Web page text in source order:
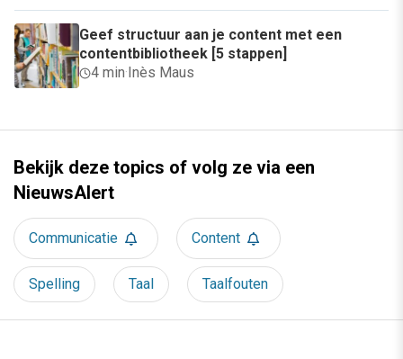
Geef structuur aan je content met een
contentbibliotheek [5 stappen]
4 min· Inès Maus
Bekijk deze topics of volg ze via een
NieuwsAlert
Communicatie Content
Spelling Taal Taalfouten